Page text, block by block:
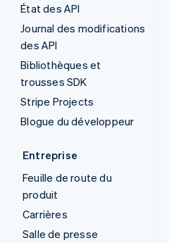
État des API
Journal des modifications
des API
Bibliothèques et
trousses SDK
Stripe Projects
Blogue du développeur
Entreprise
Feuille de route du
produit
Carrières
Salle de presse